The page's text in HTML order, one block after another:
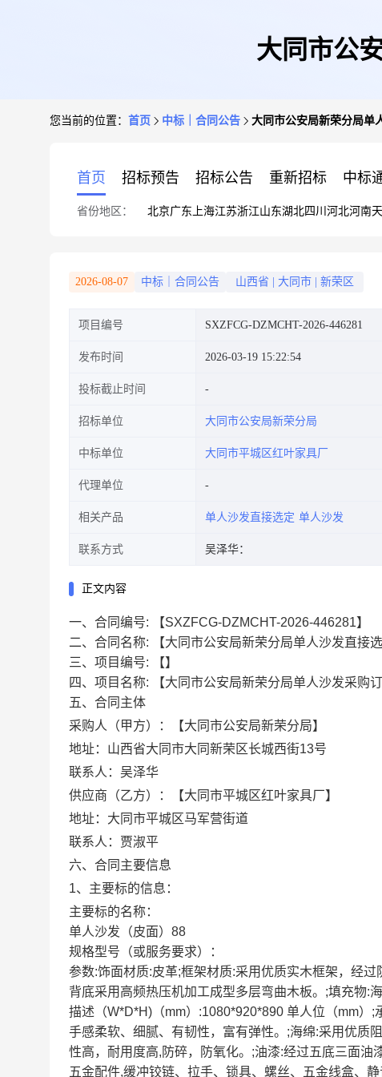
大同市公
您当前的位置： 首页 中标｜合同公告 大同市公安局新荣分局单
首页 招标预告 招标公告 重新招标 中标
省份地区： 北京广东 上海江苏浙江山东湖北四川 河北河南
2026-08-07 中标｜合同公告 山西省 大同市 新荣区
项目编号 SXZFCG-DZMCHT-2026-446281
发布时间 2026-03-19 15:22:54
投标截止时间
招标单位 大同市公安局新荣分局
中标单位 大同市平城区红叶家具厂
代理单位
相关产品 单人沙发直接选定 单人沙发
联系方式 吴泽华：
正文内容
一、合同编号:
【SXZFCG-DZMCHT-2026-446281】
二、合同名称:
【大同市公安局新荣分局单人沙发直接
三、项目编号:
【】
四、项目名称:
【大同市公安局新荣分局单人沙发采购订
五、合同主体
采购人（甲方）：【大同市公安局新荣分局】
地址：山西省大同市大同新荣区长城西街13号
联系人：吴泽华
供应商（乙方）：【大同市平城区红叶家具厂】
地址：大同市平城区马军营街道
联系人：贾淑平
六、合同主要信息
1、主要标的信息：
主要标的名称：
单人沙发（皮面）88
规格型号（或服务要求）：
参数:饰面材质:皮革;框架材质:采用优质实木框架，经
背底采用高频热压机加工成型多层弯曲木板。;填充物:
描述（W*D*H)（mm）:1080*920*890 单人位（mm）;
手感柔软、细腻、有韧性，富有弹性。;海绵:采用优质
性高，耐用度高,防碎，防氧化。;油漆:经过五底三面
五金配件,缓冲铰链、拉手、锁具、螺丝、五金线盒、